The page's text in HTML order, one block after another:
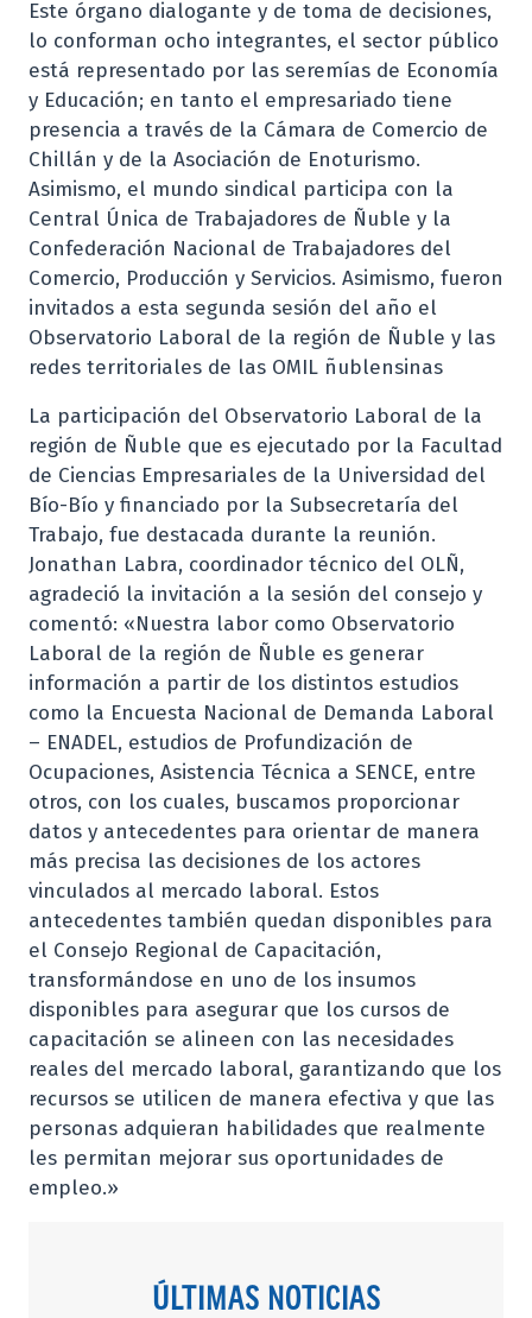
Este órgano dialogante y de toma de decisiones,
lo conforman ocho integrantes, el sector público
está representado por las seremías de Economía
y Educación; en tanto el empresariado tiene
presencia a través de la Cámara de Comercio de
Chillán y de la Asociación de Enoturismo.
Asimismo, el mundo sindical participa con la
Central Única de Trabajadores de Ñuble y la
Confederación Nacional de Trabajadores del
Comercio, Producción y Servicios. Asimismo, fueron
invitados a esta segunda sesión del año el
Observatorio Laboral de la región de Ñuble y las
redes territoriales de las OMIL ñublensinas
La participación del Observatorio Laboral de la
región de Ñuble que es ejecutado por la Facultad
de Ciencias Empresariales de la Universidad del
Bío-Bío y financiado por la Subsecretaría del
Trabajo, fue destacada durante la reunión.
Jonathan Labra, coordinador técnico del OLÑ,
agradeció la invitación a la sesión del consejo y
comentó: «Nuestra labor como Observatorio
Laboral de la región de Ñuble es generar
información a partir de los distintos estudios
como la Encuesta Nacional de Demanda Laboral
– ENADEL, estudios de Profundización de
Ocupaciones, Asistencia Técnica a SENCE, entre
otros, con los cuales, buscamos proporcionar
datos y antecedentes para orientar de manera
más precisa las decisiones de los actores
vinculados al mercado laboral. Estos
antecedentes también quedan disponibles para
el Consejo Regional de Capacitación,
transformándose en uno de los insumos
disponibles para asegurar que los cursos de
capacitación se alineen con las necesidades
reales del mercado laboral, garantizando que los
recursos se utilicen de manera efectiva y que las
personas adquieran habilidades que realmente
les permitan mejorar sus oportunidades de
empleo.»
ÚLTIMAS NOTICIAS